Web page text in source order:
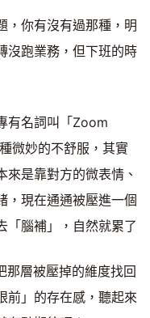
，你有沒有過那種，明
沒跑業務，但下班的時
有名詞叫「Zoom
微妙的不舒服，其實
是靠對方的微表情、
，現在通通被壓進一個
「腦補」，自然就累了
層被壓掉的維度找回
前」的存在感，聽起來